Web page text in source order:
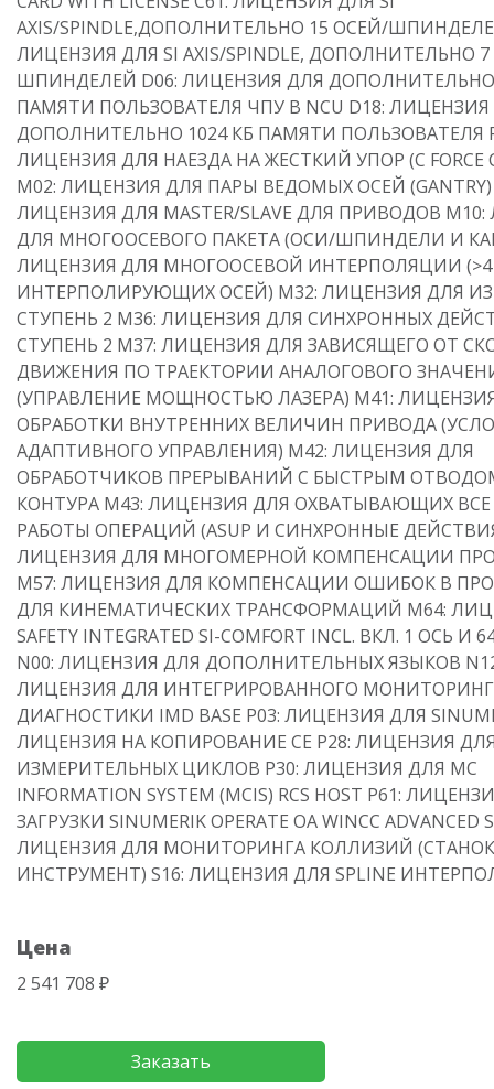
AXIS/SPINDLE,ДОПОЛНИТЕЛЬНО 15 ОСЕЙ/
ЛИЦЕНЗИЯ ДЛЯ SI AXIS/SPINDLE, ДОПОЛНИТЕЛЬНО
ШПИНДЕЛЕЙ D06: ЛИЦЕНЗИЯ ДЛЯ
ПАМЯТИ ПОЛЬЗОВАТЕЛЯ ЧПУ В NCU D18:
ДОПОЛНИТЕЛЬНО 1024 КБ ПАМЯТИ ПОЛЬЗОВАТЕЛЯ
ЛИЦЕНЗИЯ ДЛЯ НАЕЗДА НА ЖЕСТКИЙ УПОР (С FORCE
M02: ЛИЦЕНЗИЯ ДЛЯ ПАРЫ ВЕДОМЫХ ОСЕЙ (GANTRY)
ЛИЦЕНЗИЯ ДЛЯ MASTER/SLAVE ДЛЯ ПРИВОДОВ
ДЛЯ МНОГООСЕВОГО ПАКЕТА (ОСИ/ШПИНДЕЛИ И
ЛИЦЕНЗИЯ ДЛЯ МНОГООСЕВОЙ ИНТЕРПОЛЯЦИИ (>4
ИНТЕРПОЛИРУЮЩИХ ОСЕЙ) M32: ЛИЦЕНЗИЯ ДЛЯ
СТУПЕНЬ 2 M36: ЛИЦЕНЗИЯ ДЛЯ СИНХРОННЫХ
СТУПЕНЬ 2 M37: ЛИЦЕНЗИЯ ДЛЯ ЗАВИСЯЩЕГО ОТ
ДВИЖЕНИЯ ПО ТРАЕКТОРИИ АНАЛОГОВОГО
(УПРАВЛЕНИЕ МОЩНОСТЬЮ ЛАЗЕРА) M41:
ОБРАБОТКИ ВНУТРЕННИХ ВЕЛИЧИН ПРИВОДА
АДАПТИВНОГО УПРАВЛЕНИЯ) M42: ЛИЦЕНЗИЯ ДЛЯ
ОБРАБОТЧИКОВ ПРЕРЫВАНИЙ С БЫСТРЫМ
КОНТУРА M43: ЛИЦЕНЗИЯ ДЛЯ ОХВАТЫВАЮЩИХ
РАБОТЫ ОПЕРАЦИЙ (ASUP И СИНХРОННЫЕ
ЛИЦЕНЗИЯ ДЛЯ МНОГОМЕРНОЙ КОМПЕНСАЦИИ
M57: ЛИЦЕНЗИЯ ДЛЯ КОМПЕНСАЦИИ ОШИБОК В
ДЛЯ КИНЕМАТИЧЕСКИХ ТРАНСФОРМАЦИЙ M64:
SAFETY INTEGRATED SI-COMFORT INCL. ВКЛ. 1 ОСЬ И
N00: ЛИЦЕНЗИЯ ДЛЯ ДОПОЛНИТЕЛЬНЫХ ЯЗЫКОВ
ЛИЦЕНЗИЯ ДЛЯ ИНТЕГРИРОВАННОГО
ДИАГНОСТИКИ IMD BASE P03: ЛИЦЕНЗИЯ ДЛЯ
ЛИЦЕНЗИЯ НА КОПИРОВАНИЕ CE P28: ЛИЦЕНЗИЯ
ИЗМЕРИТЕЛЬНЫХ ЦИКЛОВ P30: ЛИЦЕНЗИЯ ДЛЯ MC
INFORMATION SYSTEM (MCIS) RCS HOST P61:
ЗАГРУЗКИ SINUMERIK OPERATE OA WINCC ADVANCED
ЛИЦЕНЗИЯ ДЛЯ МОНИТОРИНГА КОЛЛИЗИЙ
ИНСТРУМЕНТ) S16: ЛИЦЕНЗИЯ ДЛЯ SPLINE
Цена
2 541 708 ₽
Заказать